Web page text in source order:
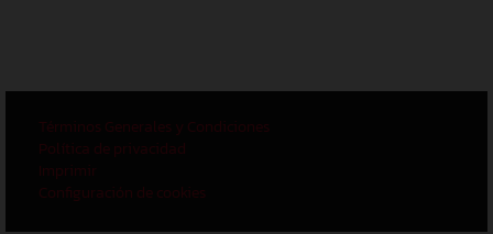
Términos Generales y Condiciones
Política de privacidad
Imprimir
Configuración de cookies